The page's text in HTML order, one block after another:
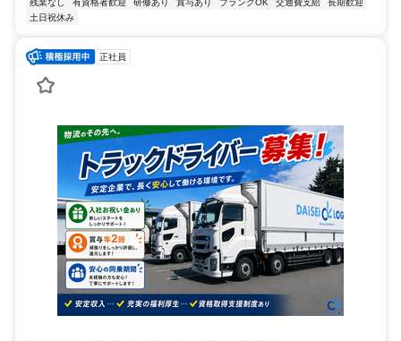
土日祝休み
正社員